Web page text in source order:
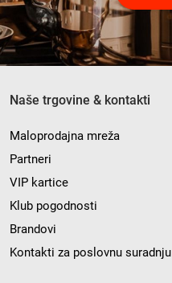
Naše trgovine & kontakti
Maloprodajna mreža
Partneri
VIP kartice
Klub pogodnosti
Brandovi
Kontakti za poslovnu suradnju